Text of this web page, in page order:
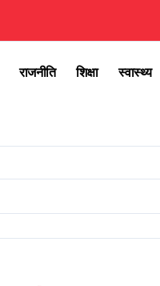
राजनीति शिक्षा स्वास्थ्य